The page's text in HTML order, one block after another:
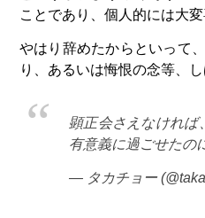
ことであり、個人的には大変
やはり辞めたからといって
り、あるいは悔恨の念等、
顕正会さえなければ
有意義に過ごせたの
— タカチョー